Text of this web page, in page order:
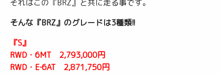
それはこの『BRZ』と共に走る事です。
そんな『BRZ』のグレードは3種類!!
『S』
RWD・6MT 2,793,000円
RWD・E‐6AT 2,871,750円